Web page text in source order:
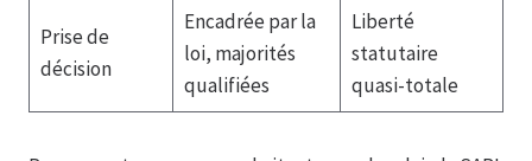
Prise de
décision
Encadrée par la
loi, majorités
qualifiées
Liberté
statutaire
quasi-totale